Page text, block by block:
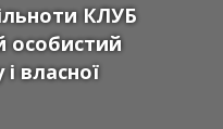
КЛУБ
особистий
власної